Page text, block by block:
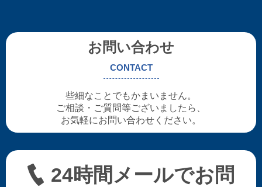
お問い合わせ
CONTACT
些細なことでもかまいません。
ご相談・ご質問等ございましたら、
お気軽にお問い合わせください。
24時間メールでお問